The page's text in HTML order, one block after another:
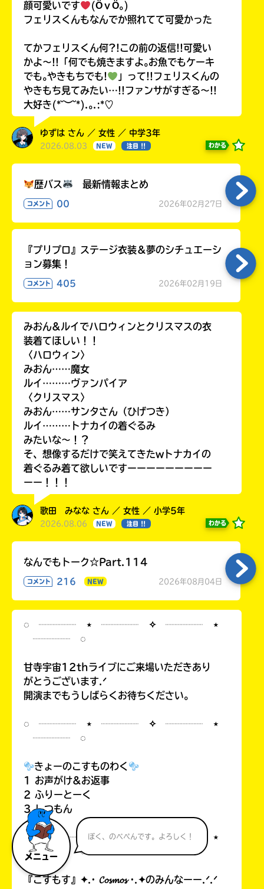
メニュー
ぼく、のべぺんです。よろしく！
顔可愛いです
(ӦｖӦ｡)
フェリスくんもなんでか照れてて可愛かった
てかフェリスくん何?!この前の返信!!可愛い
かよ〜!!「何でも焼きますよ｡お魚でもケーキ
でも｡やきもちでも!
」って!!フェリスくんの
やきもち見てみたい…!!ファンサがすぎる〜!!
大好き(*˘︶˘*).｡.:*♡
ゆずは さん ／ 女性 ／ 中学3年
2026.08.03 NEW 注目 !! わかる
歴バス 最新情報まとめ
コメント 00 2026年02月27日
『プリプロ』ステージ衣装＆夢のシチュエーシ
ョン募集！
コメント 405 2026年02月19日
みおん&ルイでハロウィンとクリスマスの衣
装着てほしい！！
〈ハロウィン〉
みおん……魔女
ルイ………ヴァンパイア
〈クリスマス〉
みおん……サンタさん（ひげつき）
ルイ………トナカイの着ぐるみ
みたいな〜！？
そ、想像するだけで笑えてきたwトナカイの
着ぐるみ着て欲しいですーーーーーーーーー
ーー！！！
歌田 みなな さん ／ 女性 ／ 小学5年
2026.08.06 NEW 注目 !! わかる
なんでもトーク☆Part.114
コメント 216 NEW 2026年08月04日
◌ ┈┈┈┈ ⋆ ┈┈┈┈ ✧ ┈┈┈┈ ⋆
┈┈┈┈ ◌
甘寺宇宙12thライブにご来場いただきあり
がとうございます.ᐟ
開演までもうしばらくお待ちください。
◌ ┈┈┈┈ ⋆ ┈┈┈┈ ✧ ┈┈┈┈ ⋆
┈┈┈┈ ◌
きょーのこすものわく
1 お声がけ&お返事
2 ふりーとーく
3 しつもん
◌ ┈┈┈┈ ⋆ ┈┈┈┈ ✧ ┈┈┈┈ ⋆
┈┈┈┈ ◌
『こすもす』✦.· 𝓒𝓸𝓼𝓶𝓸𝓼 ·.✦のみんなーー.ᐟ.ᐟ